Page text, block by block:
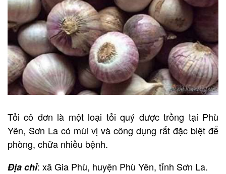
Tỏi cô đơn là một loại tỏi quý được trồng tại Phù
Yên, Sơn La có mùi vị và công dụng rất đặc biệt để
phòng, chữa nhiều bệnh.
Địa chỉ: xã Gia Phù, huyện Phù Yên, tỉnh Sơn La.